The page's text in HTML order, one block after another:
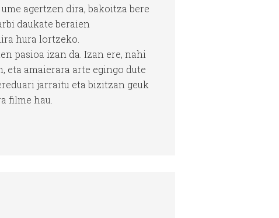
agertzen dira, bakoitza bere
daukate beraien
hura lortzeko.
pasioa izan da. Izan ere, nahi
eta amaierara arte egingo dute
jarraitu eta bizitzan geuk
filme hau.